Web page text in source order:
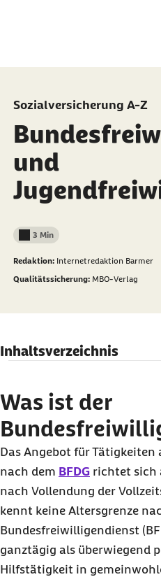
Sozialversicherung A-Z
und
Lesedauer weniger als
3 Min
Redaktion: Internetredaktion Barmer
Qualitätssicherung: MBO-Verlag
Inhaltsverzeichnis
Was erhalten Freiwillige
Bundesfreiwilligendienst?
Welche Vergünstigungen
Bundesfreiwilligendienst?
Welche Beiträge werden
Bundesfreiwilligendienst
Wer bezahlt die Beiträge
Bundesfreiwilligendienst?
Was ist der
Das Angebot für
nach dem BFDG richtet sich
nach Vollendung der
kennt keine Altersgrenze
Bundesfreiwilligendienst
ganztägig als überwiegend
Hilfstätigkeit in